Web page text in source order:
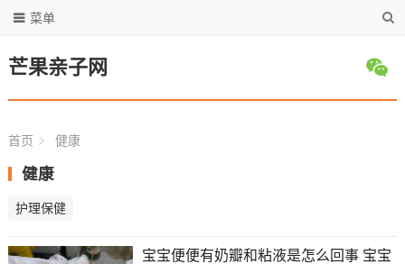
芒果亲子网
菜单
首页 健康
健康
护理保健
宝宝便便有奶瓣和粘液是怎么回事 宝宝